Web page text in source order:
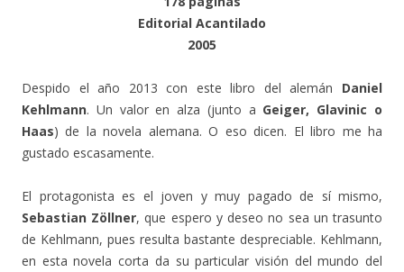
Editorial Acantilado
2005
Despido el año 2013 con este libro del alemán Daniel
Kehlmann. Un valor en alza (junto a Geiger, Glavinic o
Haas) de la novela alemana. O eso dicen. El libro me ha
gustado escasamente.
El protagonista es el joven y muy pagado de sí mismo,
Sebastian Zöllner, que espero y deseo no sea un trasunto
de Kehlmann, pues resulta bastante despreciable. Kehlmann,
en esta novela corta da su particular visión del mundo del